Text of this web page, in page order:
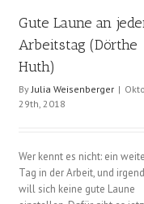
Gute Laune an
Arbeitstag (Dörthe
Huth)
By Julia Weisenberger |
29th, 2018
Wer kennt es nicht: ein
Tag in der Arbeit, und
will sich keine gute Laune